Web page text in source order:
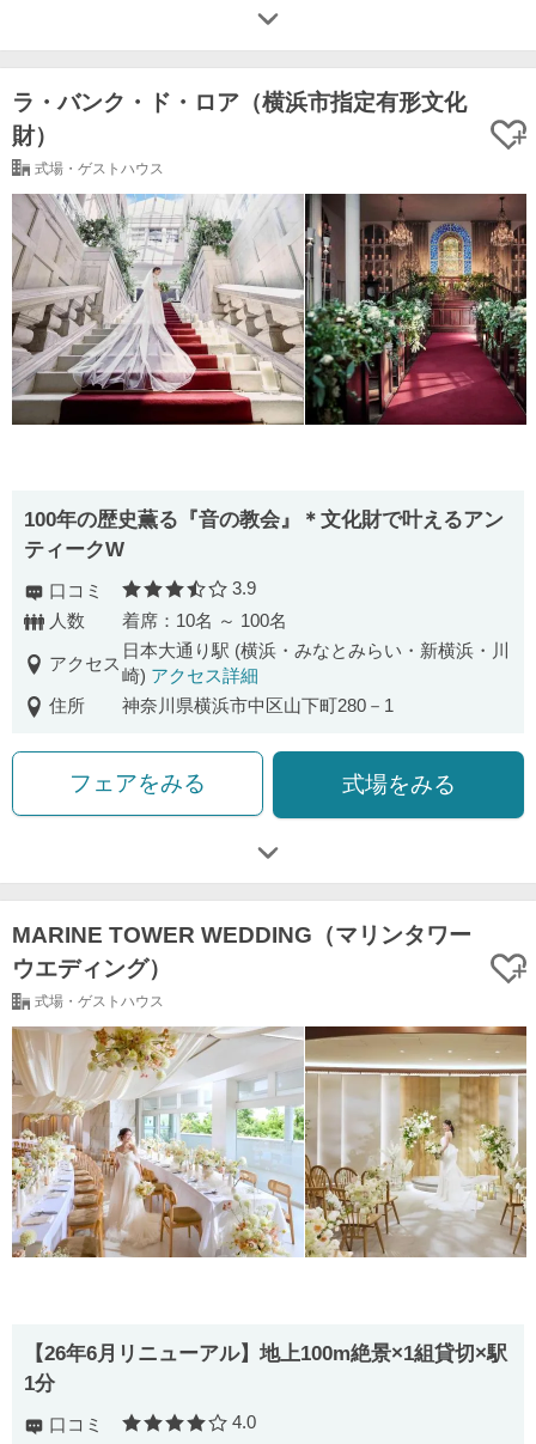
ラ・バンク・ド・ロア（横浜市指定有形文化
財）
式場・ゲストハウス
100年の歴史薫る『音の教会』＊文化財で叶えるアン
ティークW
口コミ 口コミ評価
3.9
人数
着席：10名 ～ 100名
アクセス
日本大通り駅 (横浜・みなとみらい・新横浜・川
崎) アクセス詳細
住所
神奈川県横浜市中区山下町280－1
フェアをみる 式場をみる
MARINE TOWER WEDDING（マリンタワー
ウエディング）
式場・ゲストハウス
【26年6月リニューアル】地上100m絶景×1組貸切×駅
1分
口コミ 口コミ評価
4.0